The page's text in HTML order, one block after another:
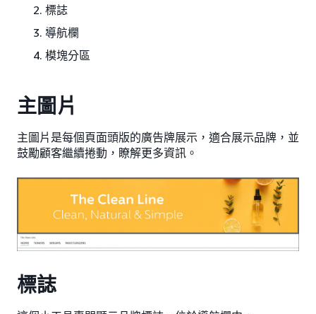
標誌
導航欄
模塊分區
主圖片
主圖片是每個頁面頭版的廣告牌展示，適合展示品牌，並
鼓勵顧客繼續捲動，瞭解更多資訊。
標誌